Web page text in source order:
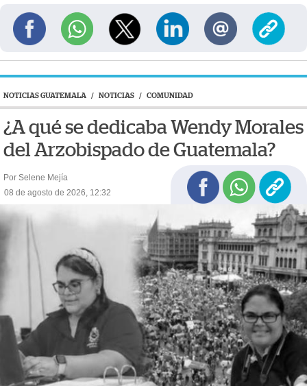
NOTICIAS GUATEMALA / NOTICIAS / COMUNIDAD
¿A qué se dedicaba Wendy Morales
del Arzobispado de Guatemala?
Por Selene Mejía
08 de agosto de 2026, 12:32